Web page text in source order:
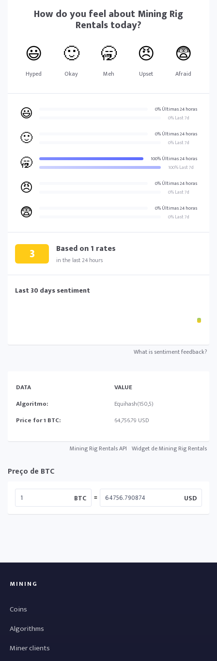
How do you feel about Mining Rig
Rentalstoday?
😃
Hyped
🙂
Okay
🥱
Meh
😠
Upset
😨
Afraid
😃
0% Últimas 24 horas
0% Last 7d
🙂
0% Últimas 24 horas
0% Last 7d
🥱
100% Últimas 24 horas
100% Last 7d
😠
0% Últimas 24 horas
0% Last 7d
😨
0% Últimas 24 horas
0% Last 7d
3 Based on1 rates
in the last 24 hours
Last 30 days sentiment
What is sentiment feedback?
DATA
VALUE
Algoritmo:
Equihash(150,5)
Price for 1 BTC:
64,756.79 USD
Mining Rig Rentals API Widget de Mining Rig Rentals
Preço de BTC
BTC = USD
MINING
Coins
Algorithms
Miner clients